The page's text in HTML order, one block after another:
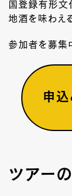
国登録有形文
地酒を味わえ
参加者を募集
申込
ツアー